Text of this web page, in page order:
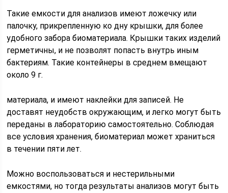
Такие емкости для анализов имеют ложечку или
палочку, прикрепленную ко дну крышки, для более
удобного забора биоматериала. Крышки таких изделий
герметичны, и не позволят попасть внутрь иным
бактериям. Такие контейнеры в среднем вмещают
около 9 г.
материала, и имеют наклейки для записей. Не
доставят неудобств окружающим, и легко могут быть
переданы в лабораторию самостоятельно. Соблюдая
все условия хранения, биоматериал может храниться
в течении пяти лет.
Можно воспользоваться и нестерильными
емкостями, но тогда результаты анализов могут быть